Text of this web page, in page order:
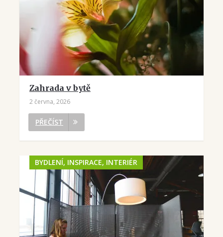
Zahrada v bytě
2 června, 2026
PŘEČÍST
BYDLENÍ, INSPIRACE, INTERIÉR